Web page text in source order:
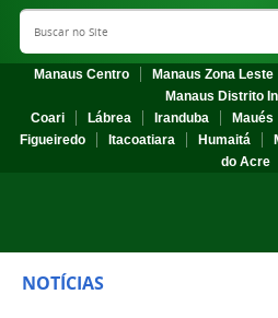
Search Site
Manaus Centro Manaus Zona Leste
Manaus Distrito
Coari
Lábrea Iranduba Maués
Figueiredo
Itacoatiara Humaitá
do Acre
NOTÍCIAS